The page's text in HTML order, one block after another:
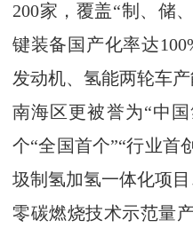
200家，覆盖“制、储
键装备国产化率达
发动机、氢能两轮车
南海区更被誉为“中
个“全国首个”“行业首
圾制氢加氢一体化项
零碳燃烧技术示范量